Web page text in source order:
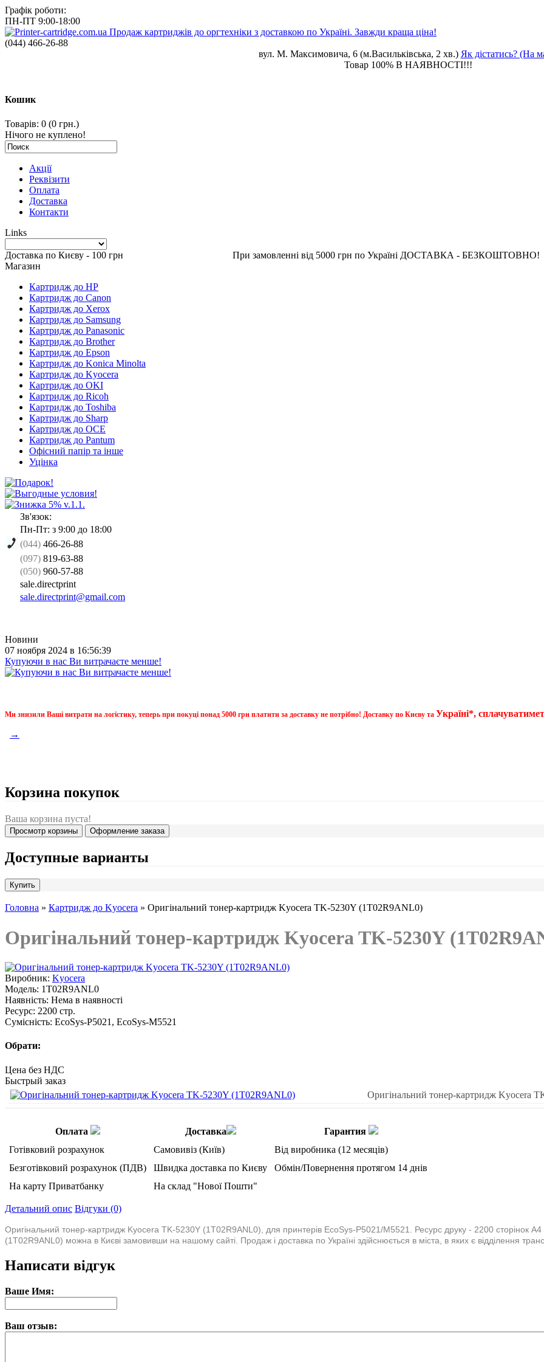
Графік роботи:
ПН-ПТ 9:00-18:00
(044) 466-26-88
вул. М. Максимовича, 6 (м.Васильківська, 2 хв.) Як дістатись? (На
Товар 100% В НАЯВНОСТІ!!!
Кошик
Товарів: 0 (0 грн.)
Нічого не куплено!
Акції
Реквізити
Оплата
Доставка
Контакти
Links
Доставка по Києву - 100 грн При замовленні від 5000 грн по Україні ДОСТАВКА - БЕЗКОШТОВНО!
Магазин
Картридж до HP
Картридж до Canon
Картридж до Xerox
Картридж до Samsung
Картридж до Panasonic
Картридж до Brother
Картридж до Epson
Картридж до Konica Minolta
Картридж до Kyocera
Картридж до OKI
Картридж до Ricoh
Картридж до Toshiba
Картридж до Sharp
Картридж до OCE
Картридж до Pantum
Офісний папір та інше
Уцінка
Зв'язок:
Пн-Пт: з 9:00 до 18:00
(044) 466-26-88
(097) 819-63-88
(050) 960-57-88
sale.directprint
sale.directprint@gmail.com
Новини
07 ноября 2024 в 16:56:39
Купуючи в нас Ви витрачаєте менше!
Ми знизили Ваші витрати на логістику, теперь при покуці понад 5000 грн платити за доставку не потрібно! Доставку по Києву та Україні*,
→
Корзина покупок
Ваша корзина пуста!
Просмотр корзины Оформление заказа
Доступные варианты
Головна » Картридж до Kyocera » Оригінальний тонер-картридж Kyocera TK-5230Y (1T02R9ANL0)
Оригінальний тонер-картридж Kyocera TK-5230Y
Виробник: Kyocera
Модель: 1T02R9ANL0
Наявність: Нема в наявності
Ресурс: 2200 стр.
Сумісність: EcoSys-P5021, EcoSys-M5521
Обрати:
Цена без НДС
Быстрый заказ
Оригінальний тонер-картридж Kyocera
Оплата Доставка
Гарантия
Готівковий розрахунок
Самовивіз (Київ)
Від виробника (12 месяців)
Безготівковий розрахунок (ПДВ)
Швидка доставка по Києву
Обмін/Повернення протягом 14 днів
На карту Приватбанку
На склад "Нової Пошти"
Детальний опис Відгуки (0)
Оригінальний тонер-картридж Kyocera TK-5230Y (1T02R9ANL0), для принтерів EcoSys-P5021/M5521. Ресурс друку - 2200 сторінок
(1T02R9ANL0) можна в Києві замовивши на нашому сайті. Продаж і доставка по Україні здійснюється в міста, в яких є відділення
Написати відгук
Ваше Имя:
Ваш отзыв: